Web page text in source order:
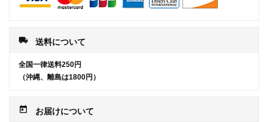
local_shipping 送料について
全国一律送料250円
（沖縄、離島は1800円）
today お届けについて